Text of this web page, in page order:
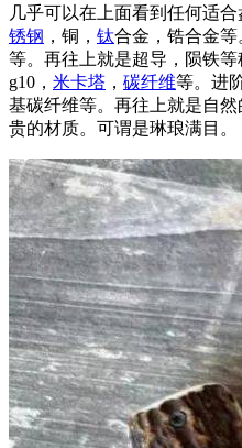
几乎可以在上面看到任何适
锈钢 ，铜， 钛合金，锆合金
等。再往上就是超导，陨铁
g10， 米卡塔 ， 碳纤维等。进
基碳纤维等。再往上就是自
贵的材质。可谓是琳琅满目。